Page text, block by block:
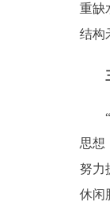
重缺
结构
“十
思想
努力
休闲